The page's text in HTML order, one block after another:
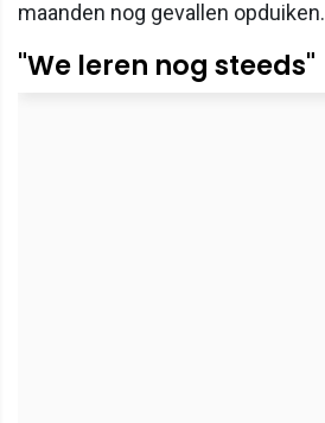
maanden nog gevallen opduiken.
"We leren nog steeds"